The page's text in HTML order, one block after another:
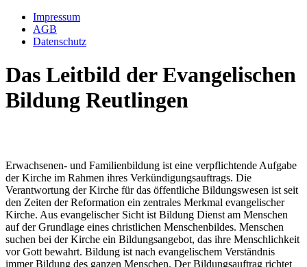
Impressum
AGB
Datenschutz
Das Leitbild der Evangelischen
Bildung Reutlingen
Erwachsenen- und Familienbildung ist eine verpflichtende Aufgabe
der Kirche im Rahmen ihres Verkündigungsauftrags. Die
Verantwortung der Kirche für das öffentliche Bildungswesen ist seit
den Zeiten der Reformation ein zentrales Merkmal evangelischer
Kirche. Aus evangelischer Sicht ist Bildung Dienst am Menschen
auf der Grundlage eines christlichen Menschenbildes. Menschen
suchen bei der Kirche ein Bildungsangebot, das ihre Menschlichkeit
vor Gott bewahrt. Bildung ist nach evangelischem Verständnis
immer Bildung des ganzen Menschen. Der Bildungsauftrag richtet